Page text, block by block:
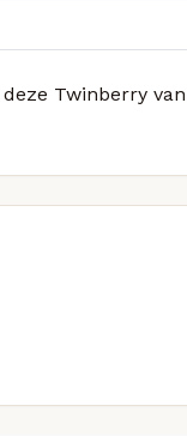
Twinberry van